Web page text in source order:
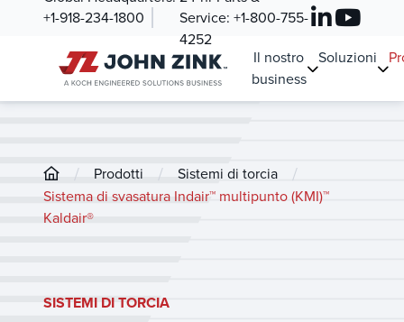
+1-918-234-1800
Service: +1-800-755-
4252
Il nostro
business
Soluzioni
/ Prodotti / Sistemi di torcia /
Sistema di svasatura Indair™ multipunto (KMI)™
Kaldair®
SISTEMI DI TORCIA